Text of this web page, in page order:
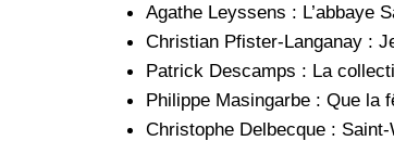
Agathe Leyssens : L’abbaye
Christian Pfister-Langanay :
Patrick Descamps : La
Philippe Masingarbe : Que la
Christophe Delbecque :